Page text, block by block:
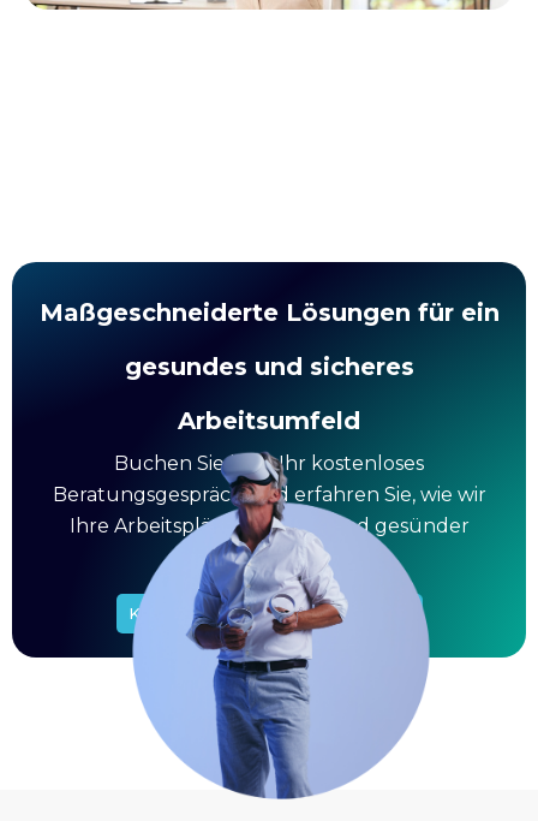
Maßgeschneiderte Lösungen für ein
gesundes und sicheres
Arbeitsumfeld
Buchen Sie jetzt Ihr kostenloses
Beratungsgespräch und erfahren Sie, wie wir
Ihre Arbeitsplätze sicherer und gesünder
machen können.
Kostenloses Gespräch vereinbaren